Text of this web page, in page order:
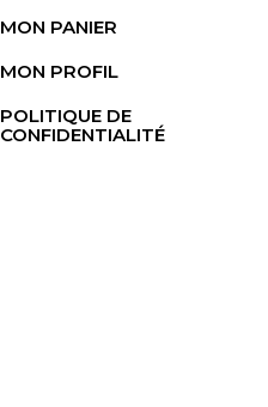
MON PANIER
MON PROFIL
POLITIQUE DE
CONFIDENTIALITÉ